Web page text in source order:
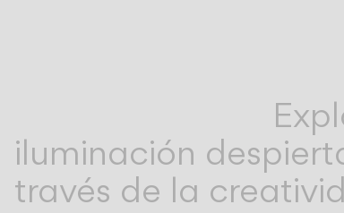
iluminación
través de la